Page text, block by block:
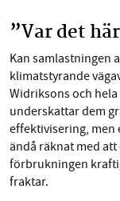
”Var det
Kan samlastningen
klimatstyrande
Widriksons och
underskattar dem
effektivisering, men
ändå räknat med
förbrukningen
fraktar.